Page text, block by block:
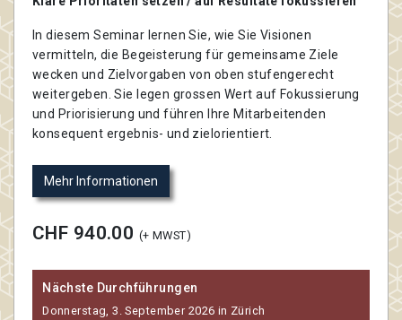
In diesem Seminar lernen Sie, wie Sie Visionen
vermitteln, die Begeisterung für gemeinsame Ziele
wecken und Zielvorgaben von oben stufengerecht
weitergeben. Sie legen grossen Wert auf Fokussierung
und Priorisierung und führen Ihre Mitarbeitenden
konsequent ergebnis- und zielorientiert.
Mehr Informationen
CHF 940.00 (+ MWST)
Nächste Durchführungen
Donnerstag, 3. September 2026 in Zürich